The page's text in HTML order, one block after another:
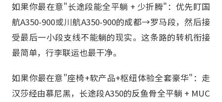
如果你最在意"长途段能全平躺 + 少折腾"：优先盯国
航A350-900或川航A350-900的成都→罗马段，然后接
受最后一小段支线不能躺的现实。这条路的转机衔接
最简单，行李联运也最干净。
如果你最在意"座椅+软产品+枢纽体验全套豪华"：走
汉莎经由慕尼黑，长途段A350的反鱼骨全平躺 + MUC